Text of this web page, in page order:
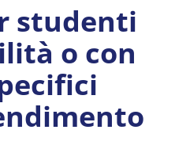
studenti
o con